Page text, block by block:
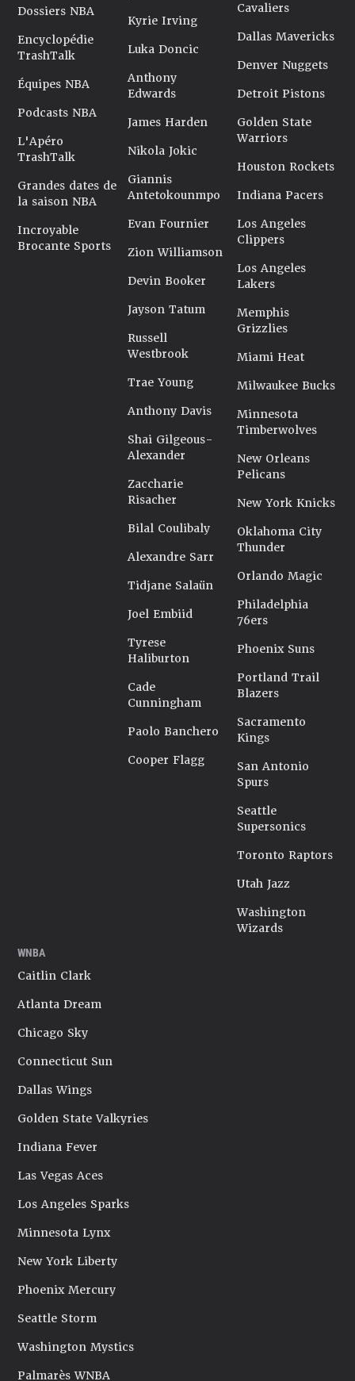
Dossiers NBA
Encyclopédie
TrashTalk
Équipes NBA
Podcasts NBA
L'Apéro
TrashTalk
Grandes dates de
la saison NBA
Incroyable
Brocante Sports
Kyrie Irving
Luka Doncic
Anthony
Edwards
James Harden
Nikola Jokic
Giannis
Antetokounmpo
Evan Fournier
Zion Williamson
Devin Booker
Jayson Tatum
Russell
Westbrook
Trae Young
Anthony Davis
Shai Gilgeous-
Alexander
Zaccharie
Risacher
Bilal Coulibaly
Alexandre Sarr
Tidjane Salaün
Joel Embiid
Tyrese
Haliburton
Cade
Cunningham
Paolo Banchero
Cooper Flagg
Cavaliers
Dallas Mavericks
Denver Nuggets
Detroit Pistons
Golden State
Warriors
Houston Rockets
Indiana Pacers
Los Angeles
Clippers
Los Angeles
Lakers
Memphis
Grizzlies
Miami Heat
Milwaukee Bucks
Minnesota
Timberwolves
New Orleans
Pelicans
New York Knicks
Oklahoma City
Thunder
Orlando Magic
Philadelphia
76ers
Phoenix Suns
Portland Trail
Blazers
Sacramento
Kings
San Antonio
Spurs
Seattle
Supersonics
Toronto Raptors
Utah Jazz
Washington
Wizards
WNBA
Caitlin Clark
Atlanta Dream
Chicago Sky
Connecticut Sun
Dallas Wings
Golden State Valkyries
Indiana Fever
Las Vegas Aces
Los Angeles Sparks
Minnesota Lynx
New York Liberty
Phoenix Mercury
Seattle Storm
Washington Mystics
Palmarès WNBA